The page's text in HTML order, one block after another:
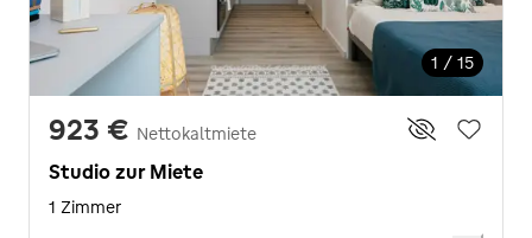
1 / 15
923 € Nettokaltmiete
Studio zur Miete
1 Zimmer